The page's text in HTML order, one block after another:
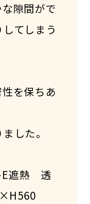
隙間がで
てしまう
を保ちあ
した。
遮熱 透